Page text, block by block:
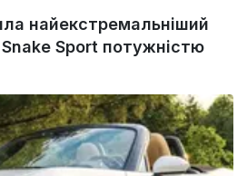
найекстремальніший
Snake Sport потужністю